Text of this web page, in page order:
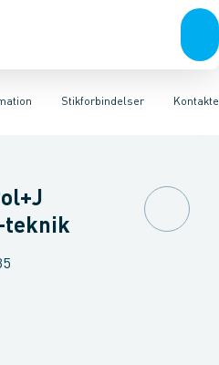
Forgreningsmateriel
Stikforbindelser
og softstartere
til industrielle konnektorer
teknik